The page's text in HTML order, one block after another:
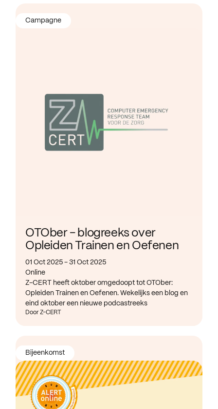
OTOber - blogreeks over
Opleiden Trainen en Oefenen
01 Oct 2025 - 31 Oct 2025
Online
Z-CERT heeft oktober omgedoopt tot OTOber:
Opleiden Trainen en Oefenen. Wekelijks een blog en
eind oktober een nieuwe podcastreeks
Door Z-CERT
Campagne
Bijeenkomst